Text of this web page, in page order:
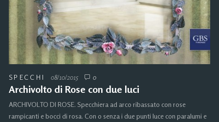
SPECCHI 08/10/2015 0
Archivolto di Rose con due luci
ARCHIVOLTO DI ROSE. Specchiera ad arco ribassato con rose
rampicanti e bocci di rosa. Con o senza i due punti luce con paralumi e